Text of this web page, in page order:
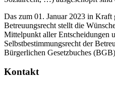
Das zum 01. Januar 2023 in Kraft
Betreuungsrecht stellt die
Mittelpunkt aller Entscheidungen
Selbstbestimmungsrecht der
Bürgerlichen Gesetzbuches
Kontakt